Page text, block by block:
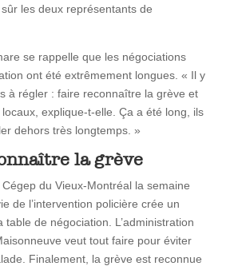
les deux représentants de
se rappelle que les négociations
ont été extrêmement longues. « Il y
à régler : faire reconnaître la grève et
explique-t-elle. Ça a été long, ils
dehors très longtemps. »
la grève
Cégep du Vieux-Montréal la semaine
de l’intervention policière crée un
table de négociation. L’administration
veut tout faire pour éviter
Finalement, la grève est reconnue